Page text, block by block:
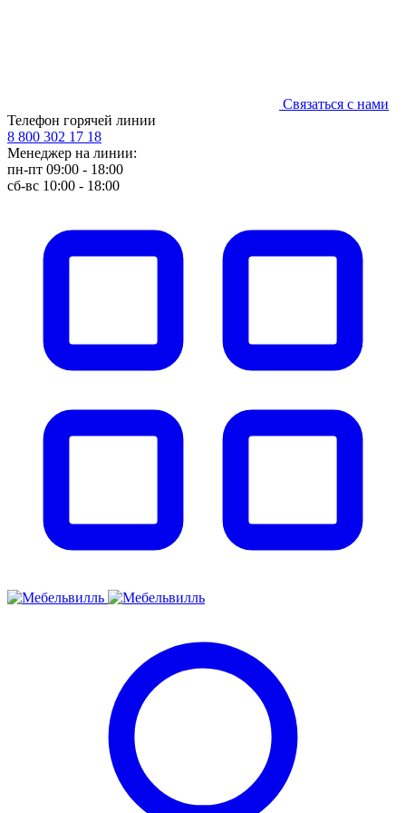
Связаться с нами
Телефон горячей линии
8 800 302 17 18
Менеджер на линии:
пн-пт 09:00 - 18:00
сб-вс 10:00 - 18:00